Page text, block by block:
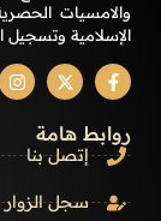
والامسيات
الإسلامية
روابط هامة
إتصل بنا
سجل الزوار